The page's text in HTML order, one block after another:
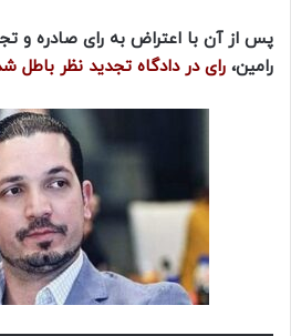
پس از آن با اعتراض به رای صادره و
رامین، رای در دادگاه تجدید نظر باطل